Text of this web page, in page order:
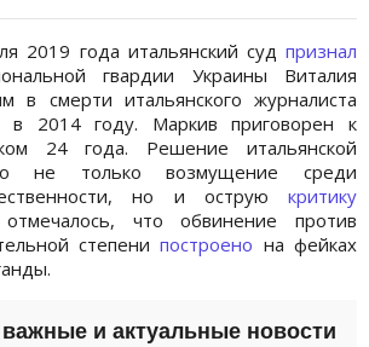
2019 года итальянский суд признал
гвардии Украины Виталия
в смерти итальянского журналиста
в 2014 году. Маркив приговорен к
24 года. Решение итальянской
не только возмущение среди
но и острую критику
что обвинение против
степенипостроено на фейках
важные и актуальные новости